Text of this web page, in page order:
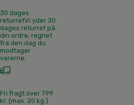
30 dages
returretVi yder 30
dages returret på
din ordre, regnet
fra den dag du
modtager
varerne.
Fri fragt over 799
kr. (max. 20 kg.)